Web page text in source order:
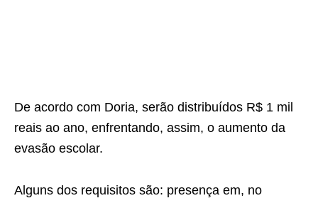
De acordo com Doria, serão distribuídos R$ 1 mil
reais ao ano, enfrentando, assim, o aumento da
evasão escolar.
Alguns dos requisitos são: presença em, no